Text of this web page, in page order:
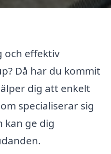
och effektiv
Då har du kommit
dig att enkelt
specialiserar sig
kan ge dig